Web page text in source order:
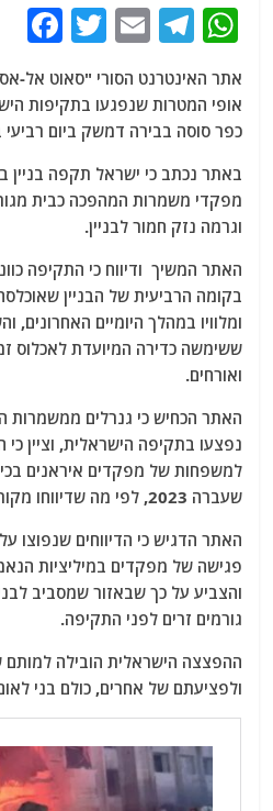
W
at
s
A
p
p
T
e
g
ra
m
E
ai
l
T
itt
er
a
c
e
b
o
k
אתר האינטרנט הסורי "סאוט אל-
אופי המטרות שנפגעו בתקיפות
כפר סוסה בבירה דמשק ביום רביעי
באתר נכתב כי ישראל תקפה
מפקדי משמרות המהפכה כבית
וגרמה נזק חמור לבניין.
האתר המשיך ודיווח כי התקיפה
בקומה הרביעית של הבניין
ומלוויו במהלך היומיים האחרונים,
ששימשה כדירה המיועדת לאכלוס
ואורחים.
האתר הכחיש כי גנרלים ממשמרות
נפצעו בתקיפה הישראלית, וציין כי
למשפחות של מפקדים איראנים
שעברה 2023, לפי מה שדיווחו מקורות פרטיים.
האתר הדגיש כי הדיווחים שנפוצו
פגישה של מפקדים במיליציות
והצביע על כך שבאזור שמסביב
גורמים זרים לפני התקיפה.
ההפצצה הישראלית הובילה
ולפציעתם של אחרים, כולם בני